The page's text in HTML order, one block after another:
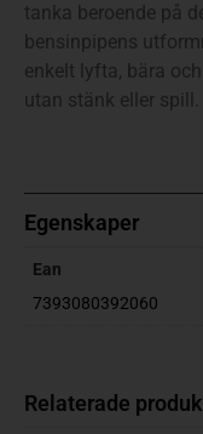
tanka beroende på
bensinpipens
enkelt lyfta, bära
utan stänk eller spill.
Egenskaper
Ean
7393080392060
Relaterade